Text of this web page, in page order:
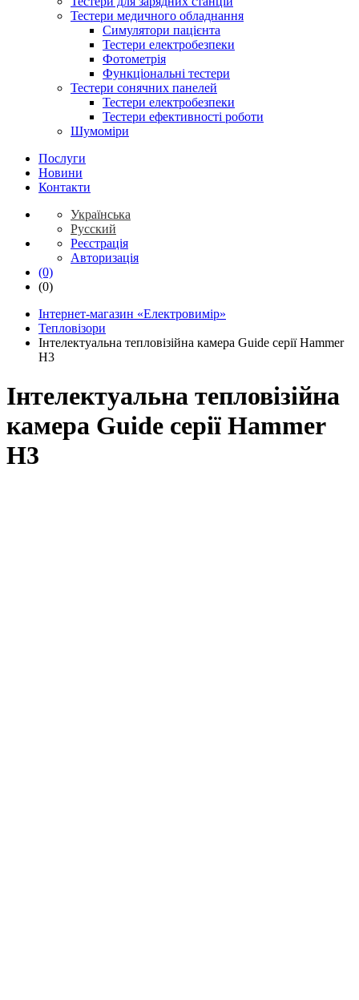
Тестери медичного обладнання
Симулятори пацієнта
Тестери електробезпеки
Фотометрія
Функціональні тестери
Тестери сонячних панелей
Тестери електробезпеки
Тестери ефективності роботи
Шумоміри
Послуги
Новини
Контакти
Українська
Русский
Реєстрація
Авторизація
(0)
(0)
Інтернет-магазин «Електровимір»
Тепловізори
Інтелектуальна тепловізійна камера Guide серії Hammer
H3
Інтелектуальна тепловізійна
камера Guide серії Hammer
H3